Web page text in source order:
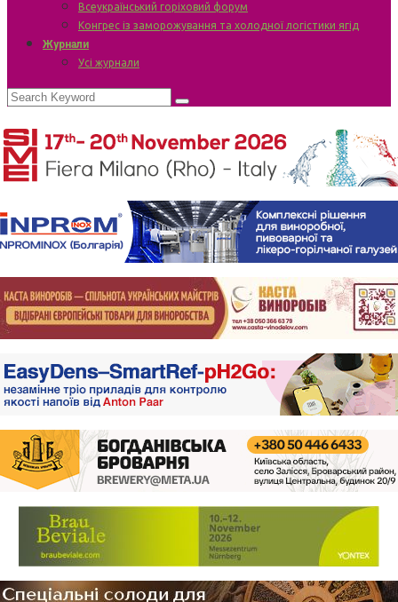
Всеукраїнський горіховий форум
Конгрес із заморожування та холодної логістики ягід
Журнали
Усі журнали